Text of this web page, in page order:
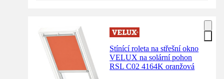
Stínící roleta na střešní okno
VELUX na solární pohon
RSL C02 4164K oranžová